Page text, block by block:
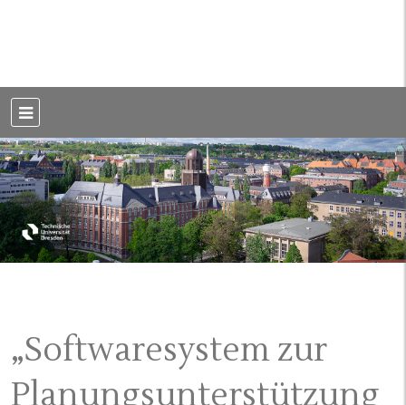
Dresden
„Softwaresystem zur
Planungsunterstützung